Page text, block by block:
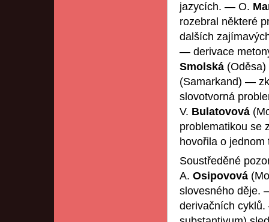
jazycích. — O.
rozebral některé
dalších
— derivace
Smolská
(Samarkand) —
slovotvorná
V. Bulatovová
problematikou se
hovořila o
Soustředěné
A. Osipovová
slovesného děje.
derivačních